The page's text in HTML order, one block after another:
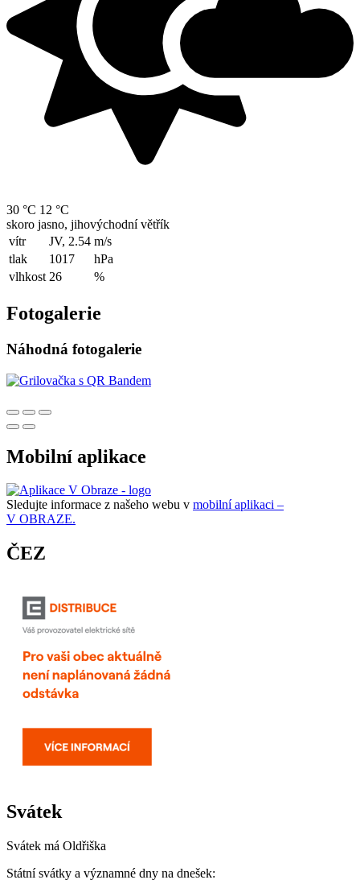
30 °C 12 °C
skoro jasno, jihovýchodní větřík
vítr
JV, 2.54 m/s
tlak
1017
hPa
vlhkost 26 %
Fotogalerie
Náhodná fotogalerie
Mobilní aplikace
Sledujte informace z našeho webu v mobilní aplikaci –
V OBRAZE.
ČEZ
Svátek
Svátek má Oldřiška
Státní svátky a významné dny na dnešek: